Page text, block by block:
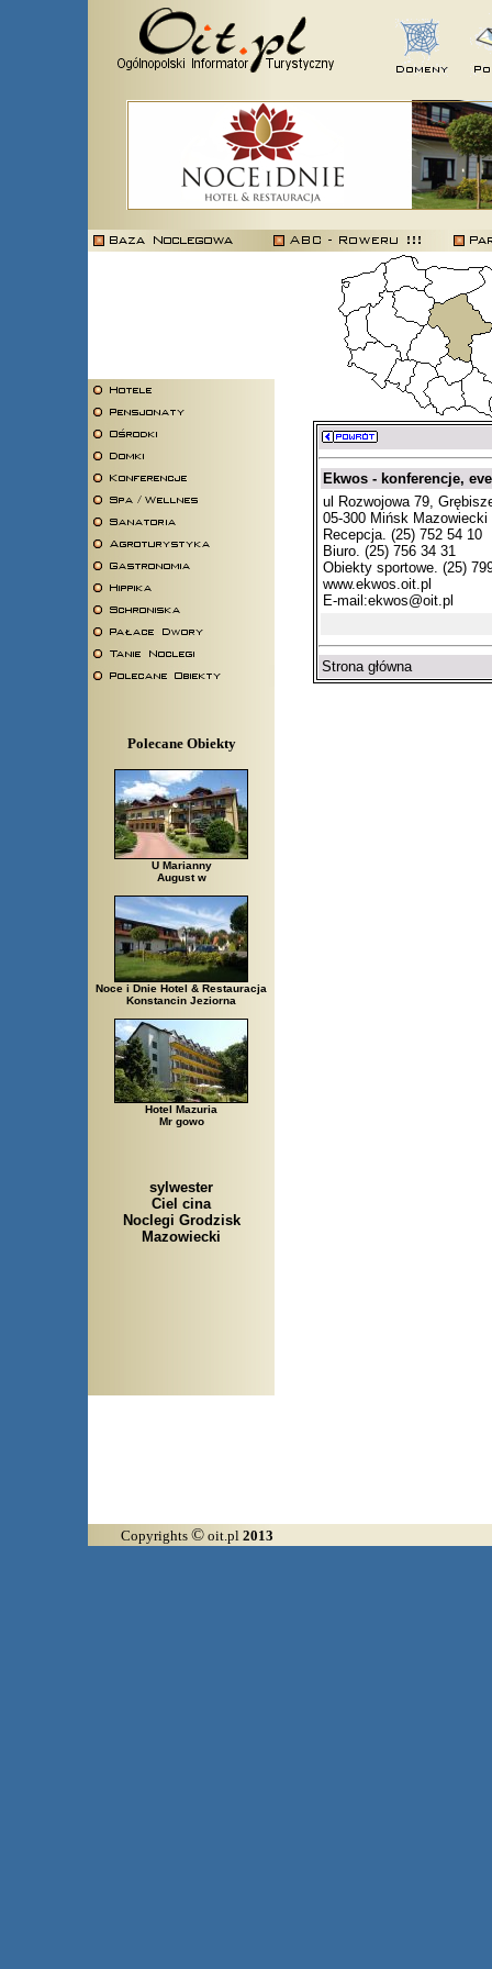
Polecane Obiekty
U Marianny
August w
Noce i Dnie Hotel & Restauracja
Konstancin Jeziorna
Hotel Mazuria
Mr gowo
sylwester
Ciel cina
Noclegi Grodzisk
Mazowiecki
Ekwos - konferencje,
ul Rozwojowa 79,
05-300 Mińsk Mazowiecki
Recepcja. (25) 752 54 10
Biuro. (25) 756 34 31
Obiekty sportowe. (25)
www.ekwos.oit.pl
E-mail:ekwos@oit.pl
Strona główna
Copyrights © oit.pl 2013